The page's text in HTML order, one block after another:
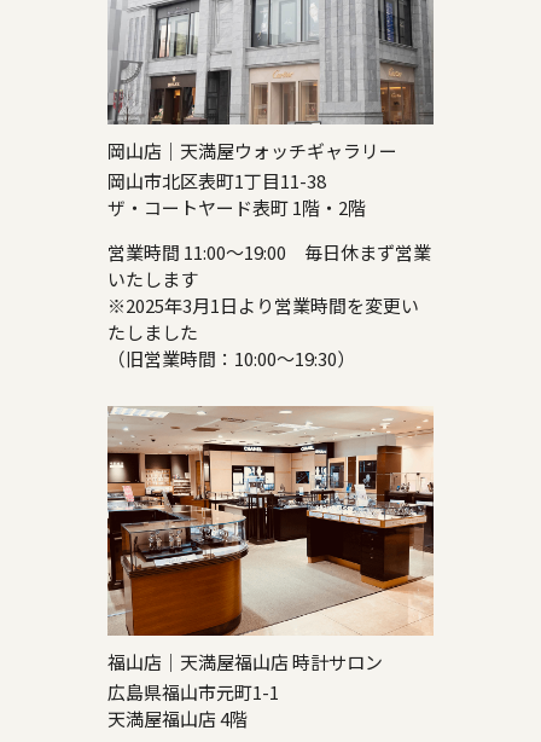
岡山店｜天満屋ウォッチギャラリー
岡山市北区表町1丁目11-38
ザ・コートヤード表町 1階・2階
営業時間 11:00～19:00 毎日休まず営業
いたします
※2025年3月1日より営業時間を変更い
たしました
（旧営業時間：10:00～19:30）
福山店｜天満屋福山店 時計サロン
広島県福山市元町1-1
天満屋福山店 4階